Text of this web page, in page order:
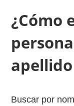
¿Cómo
Buscar por